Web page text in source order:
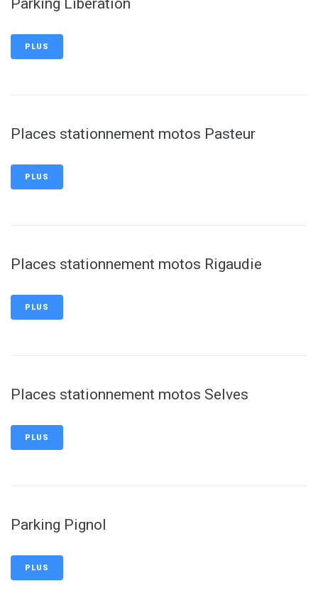
Parking Libération
PLUS
Places stationnement motos Pasteur
PLUS
Places stationnement motos Rigaudie
PLUS
Places stationnement motos Selves
PLUS
Parking Pignol
PLUS